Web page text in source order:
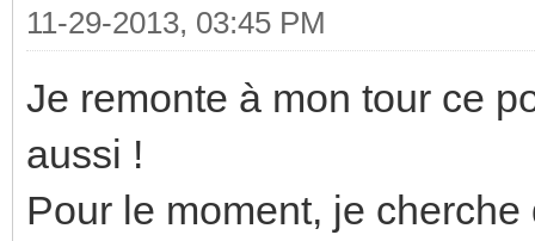
11-29-2013, 03:45 PM
Je remonte à mon tour ce
aussi !
Pour le moment, je